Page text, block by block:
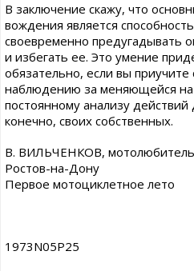
В заключение скажу, что
вождения является
своевременно предугадывать
и избегать ее. Это умение
обязательно, если вы приучите
наблюдению за меняющейся на
постоянному анализу
конечно, своих собственных.
В. ВИЛЬЧЕНКОВ,
Ростов-на-Дону
Первое мотоциклетное лето
1973N05P25